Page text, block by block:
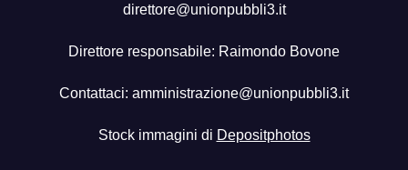
direttore@unionpubbli3.it
Direttore responsabile: Raimondo Bovone
Contattaci: amministrazione@unionpubbli3.it
Stock immagini di Depositphotos